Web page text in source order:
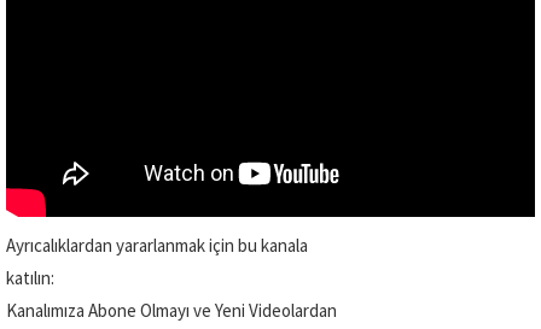
Ayrıcalıklardan yararlanmak için bu kanala
katılın:
Kanalımıza Abone Olmayı ve Yeni Videolardan